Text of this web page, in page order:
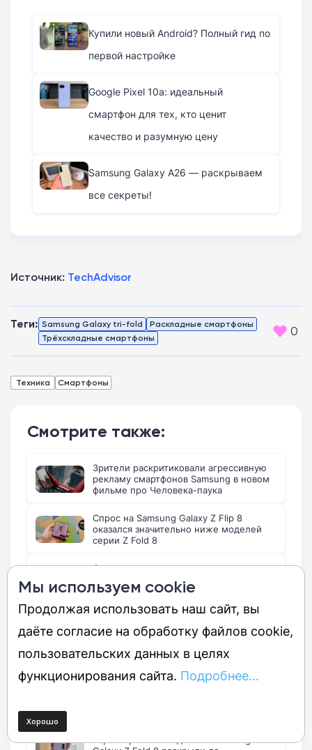
Купили новый Android? Полный гид по
первой настройке
Google Pixel 10a: идеальный
смартфон для тех, кто ценит
качество и разумную цену
Samsung Galaxy A26 — раскрываем
все секреты!
Источник: TechAdvisor
Теги: Samsung Galaxy tri-fold
Раскладные смартфоны
Трёхскладные смартфоны
0
Техника Смартфоны
Смотрите также:
Зрители раскритиковали агрессивную
рекламу смартфонов Samsung в новом
фильме про Человека-паука
Спрос на Samsung Galaxy Z Flip 8
оказался значительно ниже моделей
серии Z Fold 8
Ожидаете значительного улучшения
камеры в более дорогой модели Galaxy
S26 FE? Приготовьтесь к горькому
Популярно:
Характеристики и дизайн Samsung
Мы используем cookie
Продолжая использовать наш сайт, вы
даёте согласие на обработку файлов cookie,
пользовательских данных в целях
функционирования сайта. Подробнее...